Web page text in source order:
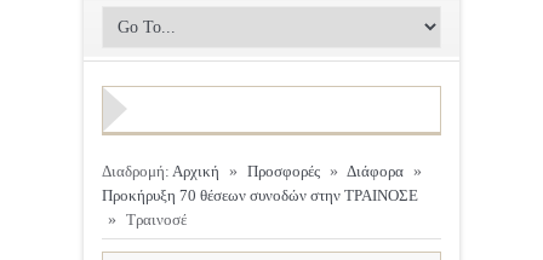
Διαδρομή: Αρχική » Προσφορές » Διάφορα »
Προκήρυξη 70 θέσεων συνοδών στην ΤΡΑΙΝΟΣΕ
» Τραινοσέ